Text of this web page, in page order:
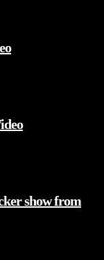
show from